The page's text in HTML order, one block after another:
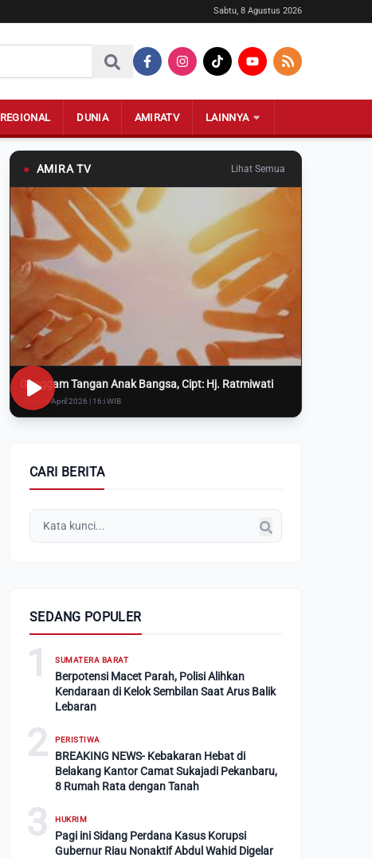
Sabtu, 8 Agustus 2026
REGIONAL DUNIA AMIRATV LAINNYA
● AMIRA TV Lihat Semua
Genggam Tangan Anak Bangsa, Cipt: Hj. Ratmiwati
Rabu, 8 April 2026 | 16:i WIB
CARI BERITA
SEDANG POPULER
1 SUMATERA BARAT
Berpotensi Macet Parah, Polisi Alihkan
Kendaraan di Kelok Sembilan Saat Arus Balik
Lebaran
2 PERISTIWA
BREAKING NEWS- Kebakaran Hebat di
Belakang Kantor Camat Sukajadi Pekanbaru,
8 Rumah Rata dengan Tanah
3 HUKRIM
Pagi ini Sidang Perdana Kasus Korupsi
Gubernur Riau Nonaktif Abdul Wahid Digelar